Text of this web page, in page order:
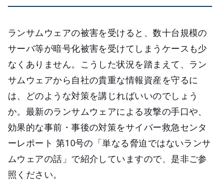
ランサムウェアの被害を受けると、数十台規模の
サーバ等が暗号化被害を受けてしまうケースも少
なくありません。こうした状況を踏まえて、ラン
サムウェアから自社の貴重な情報資産を守るに
は、どのような対策を講じればいいのでしょう
か。最新のランサムウェアによる攻撃の手口や、
効果的な事前・事後の対策をサイバー救急センタ
ーレポート 第10号の「単なる脅迫ではないランサ
ムウェアの話」で紹介していますので、是非ご参
照ください。